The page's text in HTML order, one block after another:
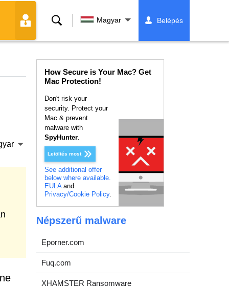
Keresés Magyar Belépés
How Secure is Your Mac? Get
Mac Protection!
Don't risk your
security. Protect your
Mac & prevent
malware with
SpyHunter.
Letöltés most
See additional offer
below where available.
EULAand
Privacy/Cookie Policy.
Népszerű malware
Eporner.com
Fuq.com
XHAMSTER Ransomware